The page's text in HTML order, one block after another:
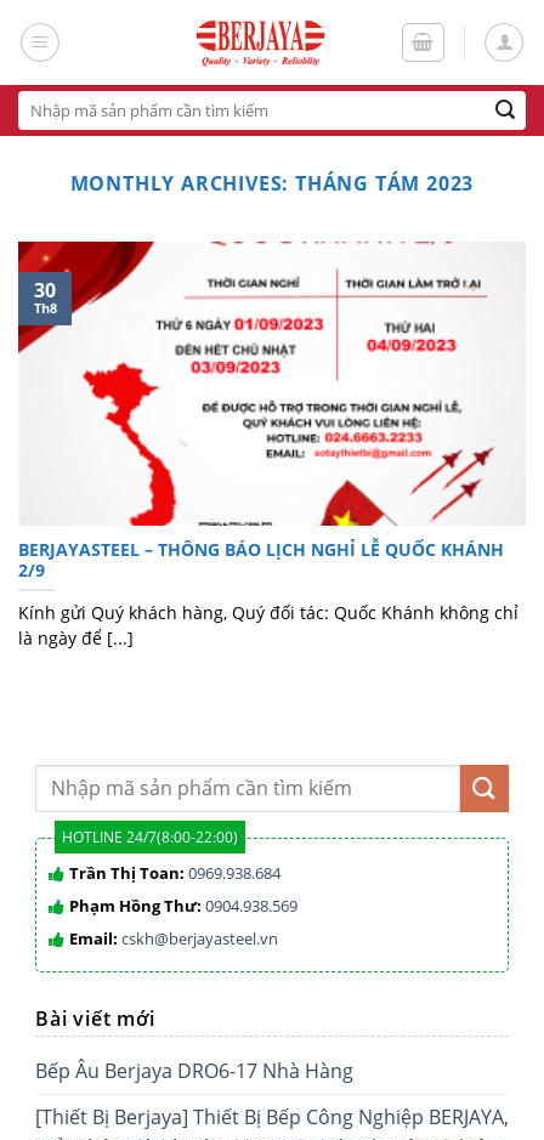
Tìm
kiếm:
MONTHLY ARCHIVES:THÁNG TÁM 2023
BERJAYASTEEL – THÔNG BÁO LỊCH NGHỈ LỄ QUỐC KHÁNH
2/9
Kính gửi Quý khách hàng, Quý đối tác: Quốc Khánh không chỉ
là ngày để [...]
30
Th8
HOTLINE 24/7(8:00-22:00)
Trần Thị Toan: 0969.938.684
Phạm Hồng Thư: 0904.938.569
Email: cskh@berjayasteel.vn
Bài viết mới
Bếp Âu Berjaya DRO6-17 Nhà Hàng
[Thiết Bị Berjaya] Thiết Bị Bếp Công Nghiệp BERJAYA,